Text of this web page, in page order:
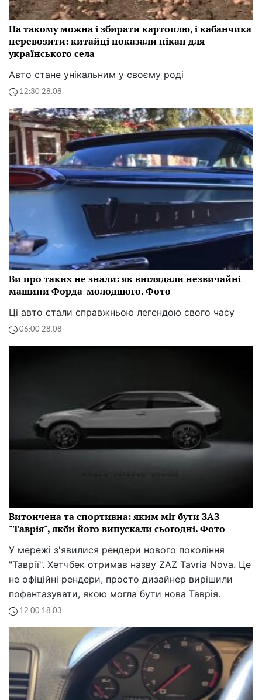
На такому можна і збирати картоплю, і кабанчика
перевозити: китайці показали пікап для
українського села
Авто стане унікальним у своєму роді
12:30 28.08
Ви про таких не знали: як виглядали незвичайні
машини Форда-молодшого. Фото
Ці авто стали справжньою легендою свого часу
06:00 28.08
Витончена та спортивна: яким міг бути ЗАЗ
"Таврія", якби його випускали сьогодні. Фото
У мережі з'явилися рендери нового покоління
"Таврії". Хетчбек отримав назву ZAZ Tavria Nova. Це
не офіційні рендери, просто дизайнер вирішили
пофантазувати, якою могла бути нова Таврія.
12:00 18.03